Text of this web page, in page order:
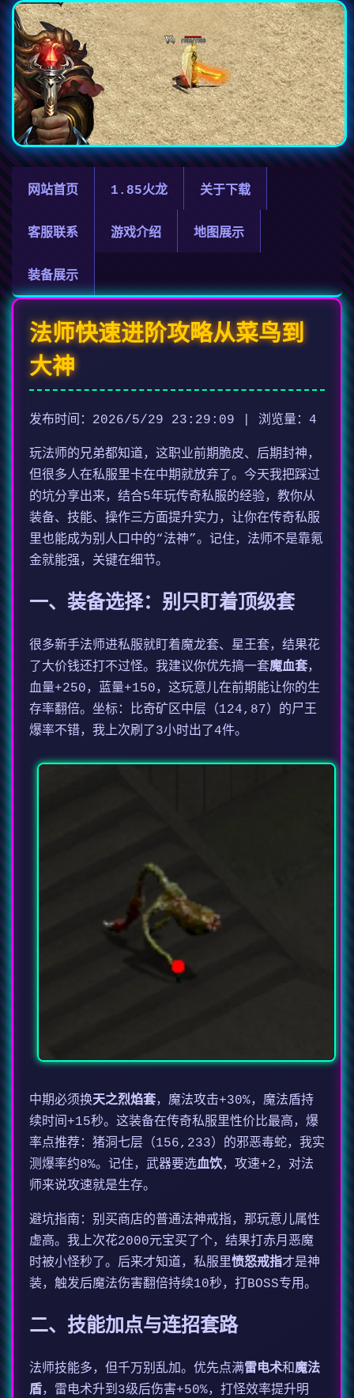
网站首页 1.85火龙 关于下载
客服联系 游戏介绍 地图展示
装备展示
法师快速进阶攻略从菜鸟到
大神
发布时间：2026/5/29 23:29:09 | 浏览量：4
玩法师的兄弟都知道，这职业前期脆皮、后期封神，
但很多人在私服里卡在中期就放弃了。今天我把踩过
的坑分享出来，结合5年玩传奇私服的经验，教你从
装备、技能、操作三方面提升实力，让你在传奇私服
里也能成为别人口中的“法神”。记住，法师不是靠氪
金就能强，关键在细节。
一、装备选择：别只盯着顶级套
很多新手法师进私服就盯着魔龙套、星王套，结果花
了大价钱还打不过怪。我建议你优先搞一套魔血套，
血量+250，蓝量+150，这玩意儿在前期能让你的生
存率翻倍。坐标：比奇矿区中层（124,87）的尸王
爆率不错，我上次刷了3小时出了4件。
中期必须换天之烈焰套，魔法攻击+30%，魔法盾持
续时间+15秒。这装备在传奇私服里性价比最高，爆
率点推荐：猪洞七层（156,233）的邪恶毒蛇，我实
测爆率约8%。记住，武器要选血饮，攻速+2，对法
师来说攻速就是生存。
避坑指南：别买商店的普通法神戒指，那玩意儿属性
虚高。我上次花2000元宝买了个，结果打赤月恶魔
时被小怪秒了。后来才知道，私服里愤怒戒指才是神
装，触发后魔法伤害翻倍持续10秒，打BOSS专用。
二、技能加点与连招套路
法师技能多，但千万别乱加。优先点满雷电术和魔法
盾，雷电术升到3级后伤害+50%，打怪效率提升明